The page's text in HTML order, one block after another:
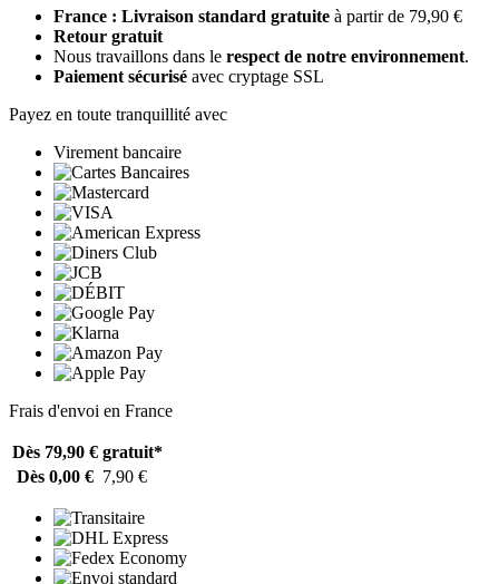
France : Livraison standard gratuite à partir de 79,90 €
Retour gratuit
Nous travaillons dans le respect de notre environnement.
Paiement sécurisé avec cryptage SSL
Payez en toute tranquillité avec
Virement bancaire
Frais d'envoi en France
Dès 79,90 € gratuit*
Dès 0,00 € 7,90 €